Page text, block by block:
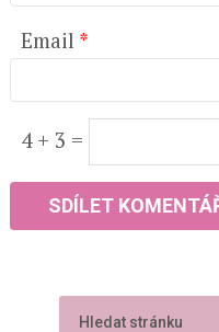
Email *
4 + 3 =